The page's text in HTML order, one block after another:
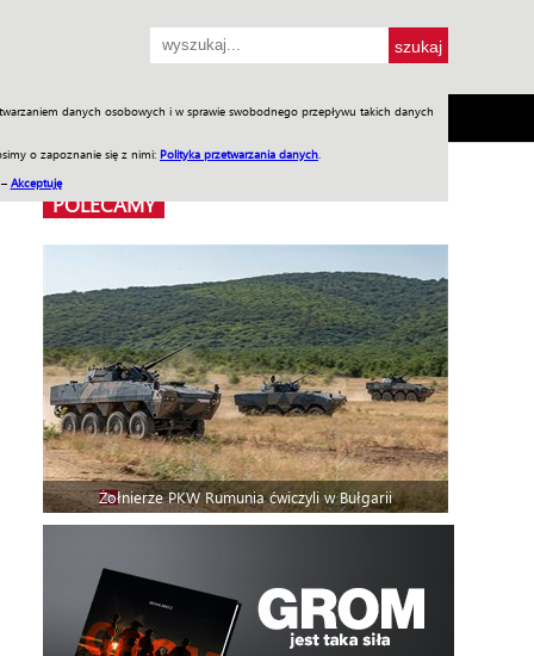
danych osobowych i w sprawie swobodnego przepływu takich danych
o zapoznanie się z nimi: Polityka przetwarzania danych
Akceptuję
SKLEP Jednodniówki Praca w WIW
POLECAMY
Żołnierze PKW Rumunia ćwiczyli w Bułgarii